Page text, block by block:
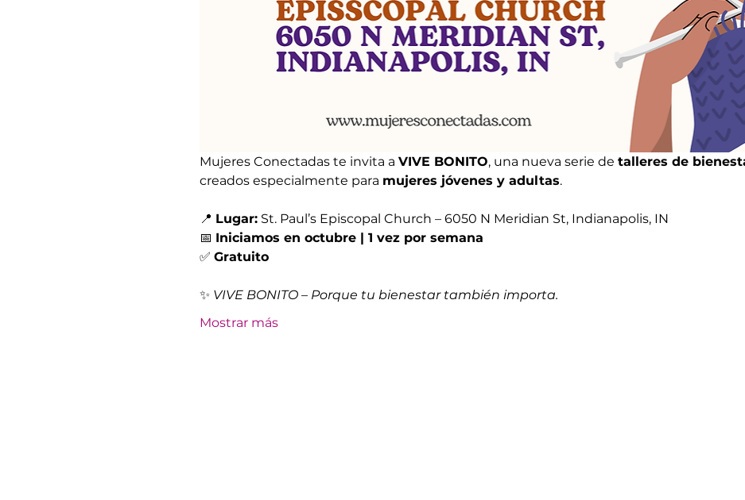
Mujeres Conectadas te invita a VIVE BONITO, una nueva serie de talleres de
creados especialmente para mujeres jóvenes y adultas.
📍 Lugar: St. Paul’s Episcopal Church – 6050 N Meridian St, Indianapolis, IN
📅 Iniciamos en octubre | 1 vez por semana
✅ Gratuito
✨ VIVE BONITO – Porque tu bienestar también importa.
Mostrar más